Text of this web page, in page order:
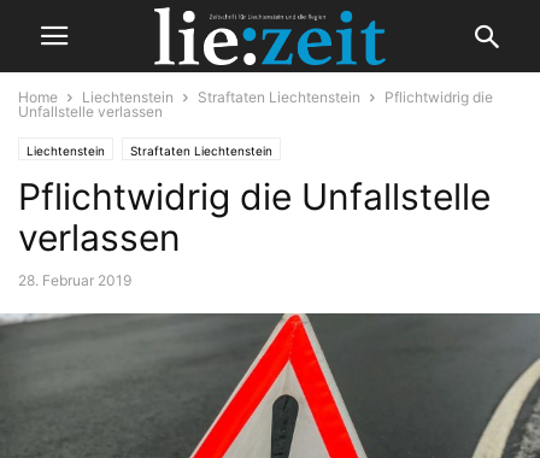
Home Liechtenstein Straftaten Liechtenstein
Pflichtwidrig die
Unfallstelle verlassen
Liechtenstein Straftaten Liechtenstein
Pflichtwidrig die Unfallstelle
verlassen
28. Februar 2019